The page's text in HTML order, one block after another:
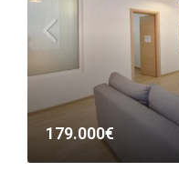
179.000€